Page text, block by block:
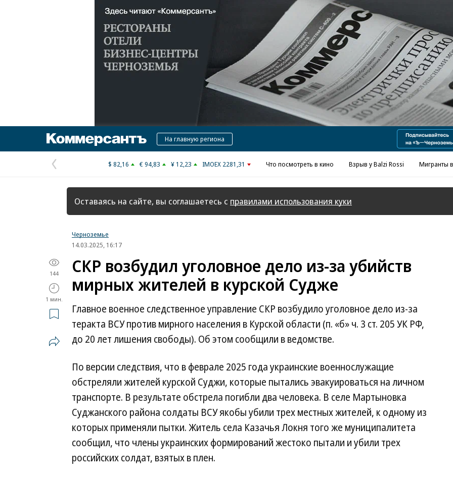
Реклама в «Ъ» www.kommersant.ru/ad
КоммерсантъНа главную региона
Предыдущая
страница
$ 82,16 € 94,83 ¥ 12,23 IMOEX 2281,31 Что посмотреть в кино Взрыв у Balzi Rossi Мигранты
Оставаясь на сайте, вы соглашаетесь с правилами использования куки
Черноземье
14.03.2025, 16:17
144
1 мин.
СКР возбудил уголовное дело из-за убийств
мирных жителей в курской Судже
Главное военное следственное управление СКР возбудило уголовное дело из-за
теракта ВСУ против мирного населения в Курской области (п. «б» ч. 3 ст. 205 УК РФ,
до 20 лет лишения свободы). Об этом сообщили в ведомстве.
По версии следствия, что в феврале 2025 года украинские военнослужащие
обстреляли жителей курской Суджи, которые пытались эвакуироваться на личном
транспорте. В результате обстрела погибли два человека. В селе Мартыновка
Суджанского района солдаты ВСУ якобы убили трех местных жителей, к одному из
которых применяли пытки. Житель села Казачья Локня того же муниципалитета
сообщил, что члены украинских формирований жестоко пытали и убили трех
российских солдат, взятых в плен.